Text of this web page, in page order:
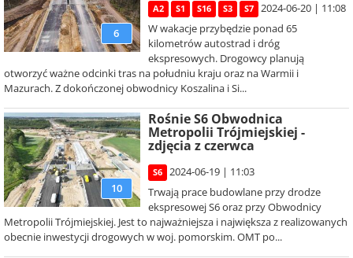
6
A2 S1 S16 S3 S7
2024-06-20 | 11:08
W wakacje przybędzie ponad 65
kilometrów autostrad i dróg
ekspresowych. Drogowcy planują
otworzyć ważne odcinki tras na południu kraju oraz na Warmii i
Mazurach. Z dokończonej obwodnicy Koszalina i Si...
10
Rośnie S6 Obwodnica
Metropolii Trójmiejskiej -
zdjęcia z czerwca
S6
2024-06-19 | 11:03
Trwają prace budowlane przy drodze
ekspresowej S6 oraz przy Obwodnicy
Metropolii Trójmiejskiej. Jest to najważniejsza i największa z realizowanych
obecnie inwestycji drogowych w woj. pomorskim. OMT po...